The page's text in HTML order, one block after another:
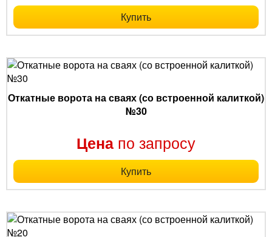
Купить
Откатные ворота на сваях (со встроенной калиткой)
№30
Цена по запросу
Купить